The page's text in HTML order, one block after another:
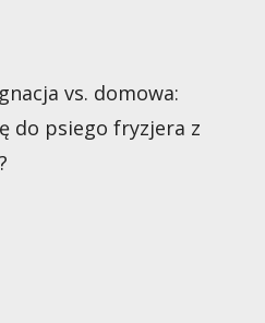
vs. domowa:
do psiego fryzjera z